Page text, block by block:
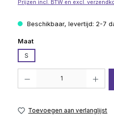
Prijzen incl. BTW en excl.
Beschikbaar, levertijd: 2-7
Selecteer
Maat
S
Toevoegen aan verlanglijst